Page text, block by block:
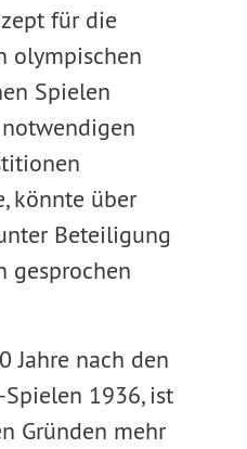
für die
olympischen
Spielen
könnte über
Beteiligung
gesprochen
Jahre nach den
1936, ist
Gründen mehr